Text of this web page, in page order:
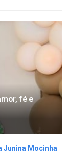
fé e
Junina Mocinha